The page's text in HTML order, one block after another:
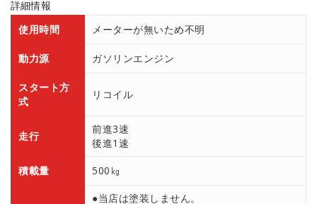
詳細情報
使用時間
メーターが無いため不明
動力源 ガソリンエンジン
スタート方
式
リコイル
走行
前進3速
後進1速
積載量 500㎏
●当店は塗装しません。